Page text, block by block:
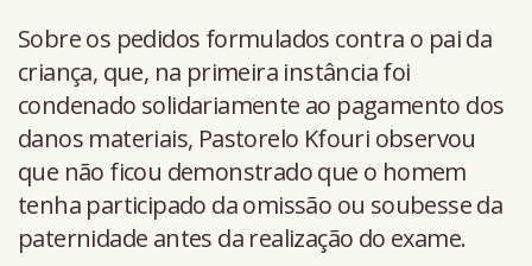
Sobre os pedidos formulados contra o pai da
criança, que, na primeira instância foi
condenado solidariamente ao pagamento dos
danos materiais, Pastorelo Kfouri observou
que não ficou demonstrado que o homem
tenha participado da omissão ou soubesse da
paternidade antes da realização do exame.